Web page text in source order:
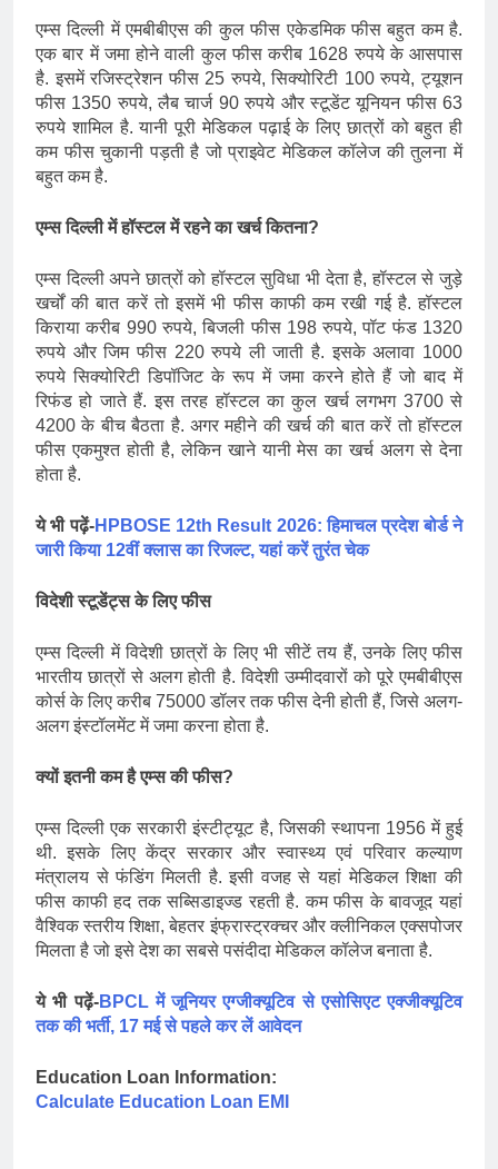
एम्स दिल्ली में एमबीबीएस की कुल फीस एकेडमिक फीस बहुत कम है.
एक बार में जमा होने वाली कुल फीस करीब 1628 रुपये के आसपास
है. इसमें रजिस्ट्रेशन फीस 25 रुपये, सिक्योरिटी 100 रुपये, ट्यूशन
फीस 1350 रुपये, लैब चार्ज 90 रुपये और स्टूडेंट यूनियन फीस 63
रुपये शामिल है. यानी पूरी मेडिकल पढ़ाई के लिए छात्रों को बहुत ही
कम फीस चुकानी पड़ती है जो प्राइवेट मेडिकल कॉलेज की तुलना में
बहुत कम है.
एम्स दिल्ली में हॉस्टल में रहने का खर्च कितना?
एम्स दिल्ली अपने छात्रों को हॉस्टल सुविधा भी देता है, हॉस्टल से जुड़े
खर्चों की बात करें तो इसमें भी फीस काफी कम रखी गई है. हॉस्टल
किराया करीब 990 रुपये, बिजली फीस 198 रुपये, पॉट फंड 1320
रुपये और जिम फीस 220 रुपये ली जाती है. इसके अलावा 1000
रुपये सिक्योरिटी डिपॉजिट के रूप में जमा करने होते हैं जो बाद में
रिफंड हो जाते हैं. इस तरह हॉस्टल का कुल खर्च लगभग 3700 से
4200 के बीच बैठता है. अगर महीने की खर्च की बात करें तो हॉस्टल
फीस एकमुश्त होती है, लेकिन खाने यानी मेस का खर्च अलग से देना
होता है.
ये भी पढ़ें-HPBOSE 12th Result 2026: हिमाचल प्रदेश बोर्ड ने
जारी किया 12वीं क्लास का रिजल्ट, यहां करें तुरंत चेक
विदेशी स्टूडेंट्स के लिए फीस
एम्स दिल्ली में विदेशी छात्रों के लिए भी सीटें तय हैं, उनके लिए फीस
भारतीय छात्रों से अलग होती है. विदेशी उम्मीदवारों को पूरे एमबीबीएस
कोर्स के लिए करीब 75000 डॉलर तक फीस देनी होती हैं, जिसे अलग-
अलग इंस्टॉलमेंट में जमा करना होता है.
क्यों इतनी कम है एम्स की फीस?
एम्स दिल्ली एक सरकारी इंस्टीट्यूट है, जिसकी स्थापना 1956 में हुई
थी. इसके लिए केंद्र सरकार और स्वास्थ्य एवं परिवार कल्याण
मंत्रालय से फंडिंग मिलती है. इसी वजह से यहां मेडिकल शिक्षा की
फीस काफी हद तक सब्सिडाइज्ड रहती है. कम फीस के बावजूद यहां
वैश्विक स्तरीय शिक्षा, बेहतर इंफ्रास्ट्रक्चर और क्लीनिकल एक्सपोजर
मिलता है जो इसे देश का सबसे पसंदीदा मेडिकल कॉलेज बनाता है.
ये भी पढ़ें-BPCL में जूनियर एग्जीक्यूटिव से एसोसिएट एक्जीक्यूटिव
तक की भर्ती, 17 मई से पहले कर लें आवेदन
Education Loan Information:
Calculate Education Loan EMI